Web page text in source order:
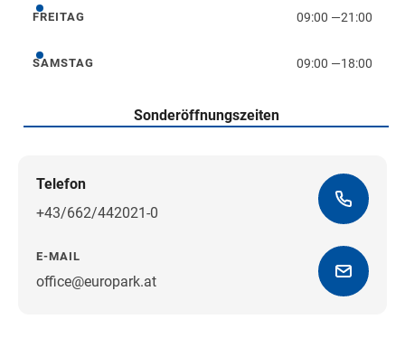
Freitag
FREITAG 09:00 —21:00
Samstag
SAMSTAG 09:00 —18:00
Sonderöffnungszeiten
Telefon
+43/662/442021-0
E-MAIL
office@europark.atWegbeschreibung erhalten